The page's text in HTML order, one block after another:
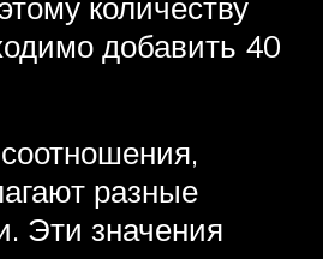
добавить 40
разные
Эти значения